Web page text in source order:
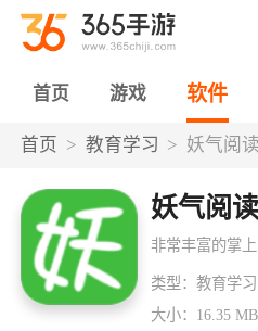
首页 游戏 软件
首页 教育学习 妖气阅
妖气阅
非常丰富的掌
类型：教育学习
大小：16.35 MB